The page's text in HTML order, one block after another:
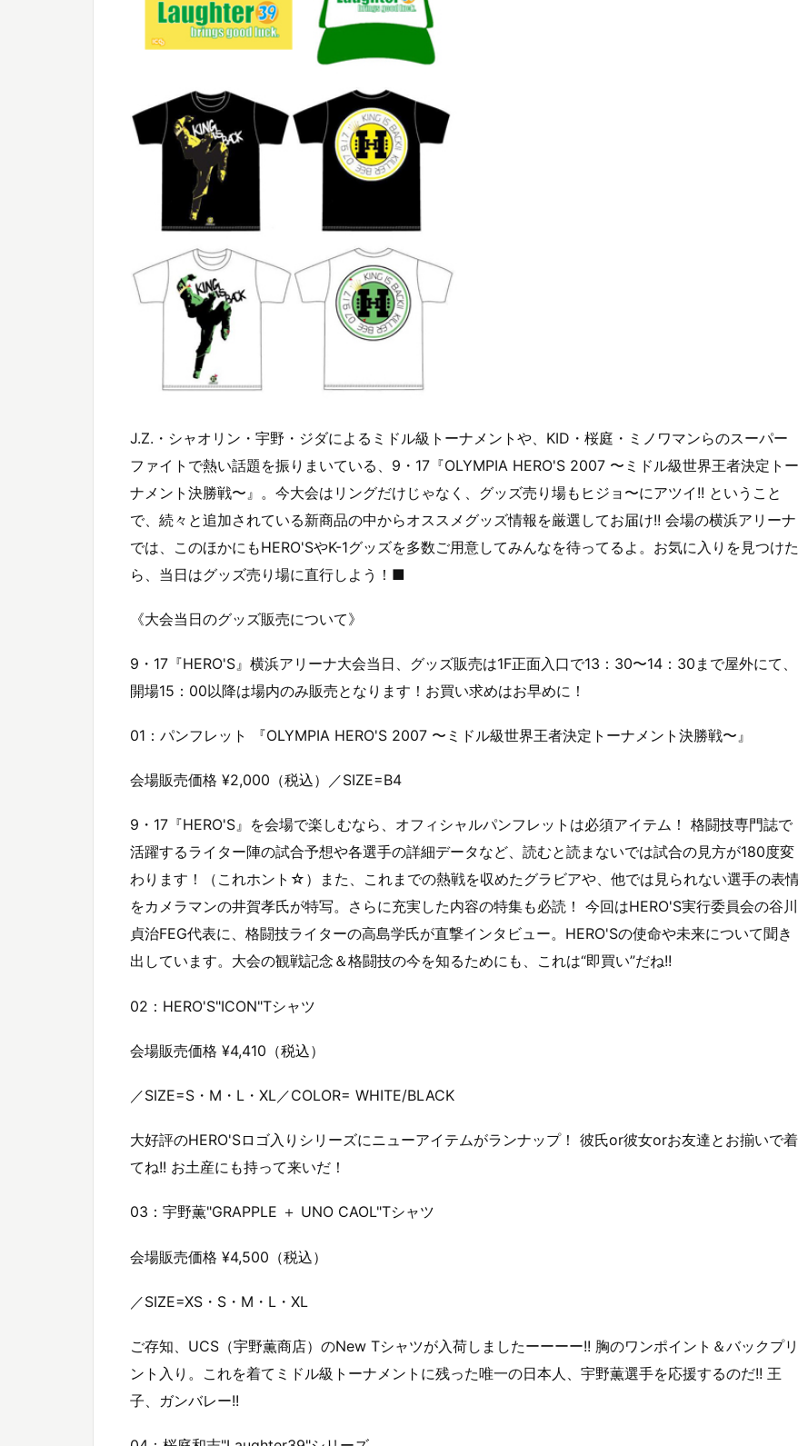
J.Z.・シャオリン・宇野・ジダによるミドル級トーナメントや、KID・桜庭・ミノワマンらのスーパー
ファイトで熱い話題を振りまいている、9・17『OLYMPIA HERO'S 2007 〜ミドル級世界王者決定トー
ナメント決勝戦〜』。今大会はリングだけじゃなく、グッズ売り場もヒジョ〜にアツイ!! ということ
で、続々と追加されている新商品の中からオススメグッズ情報を厳選してお届け!! 会場の横浜アリーナ
では、このほかにもHERO'SやK-1グッズを多数ご用意してみんなを待ってるよ。お気に入りを見つけた
ら、当日はグッズ売り場に直行しよう！■
《大会当日のグッズ販売について》
9・17『HERO'S』横浜アリーナ大会当日、グッズ販売は1F正面入口で13：30〜14：30まで屋外にて、
開場15：00以降は場内のみ販売となります！お買い求めはお早めに！
01：パンフレット 『OLYMPIA HERO'S 2007 〜ミドル級世界王者決定トーナメント決勝戦〜』
会場販売価格 ¥2,000（税込）／SIZE=B4
9・17『HERO'S』を会場で楽しむなら、オフィシャルパンフレットは必須アイテム！ 格闘技専門誌で
活躍するライター陣の試合予想や各選手の詳細データなど、読むと読まないでは試合の見方が180度変
わります！（これホント☆）また、これまでの熱戦を収めたグラビアや、他では見られない選手の表
をカメラマンの井賀孝氏が特写。さらに充実した内容の特集も必読！ 今回はHERO'S実行委員会の谷川
貞治FEG代表に、格闘技ライターの高島学氏が直撃インタビュー。HERO'Sの使命や未来について聞き
出しています。大会の観戦記念＆格闘技の今を知るためにも、これは“即買い”だね!!
02：HERO'S"ICON"Tシャツ
会場販売価格 ¥4,410（税込）
／SIZE=S・M・L・XL／COLOR= WHITE/BLACK
大好評のHERO'Sロゴ入りシリーズにニューアイテムがランナップ！ 彼氏or彼女orお友達とお揃いで着
てね!! お土産にも持って来いだ！
03：宇野薫"GRAPPLE ＋ UNO CAOL"Tシャツ
会場販売価格 ¥4,500（税込）
／SIZE=XS・S・M・L・XL
ご存知、UCS（宇野薫商店）のNew Tシャツが入荷しましたーーーー!! 胸のワンポイント＆バックプリ
ント入り。これを着てミドル級トーナメントに残った唯一の日本人、宇野薫選手を応援するのだ!! 王
子、ガンバレー!!